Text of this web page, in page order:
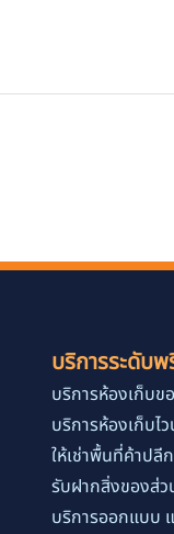
บริการระดับพ
บริการห้องเก็บข
บริการห้องเก็บไ
ให้เช่าพื้นที่ค้าปลี
รับฝากสิ่งของส่
บริการออกแบบ